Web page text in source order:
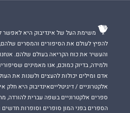
משימת העל של אינדיבוק היא לאפשר
להפיץ לעולם את הסיפורים והמסרים
והעשיר את כוח הקריאה בעולם שלהם.
ולמידה, בדיוק כמוכם, אנו מאמינים
אדם ומילים יכולות להעצים ולשנות את
אלקטרוניים / דיגיטלייםאינדיבוק היא
ספרים אלקטרוניים בשפה עברית
הספרים בפני המון סופרים וסופרות